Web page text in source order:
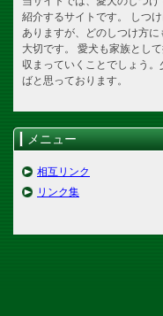
紹介するサイトです。 しつ
ありますが、どのしつけ方
大切です。 愛犬も家族とし
収まっていくことでしょう
ばと思っております。
メニュー
相互リンク
リンク集